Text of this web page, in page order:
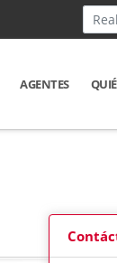
AGENTES